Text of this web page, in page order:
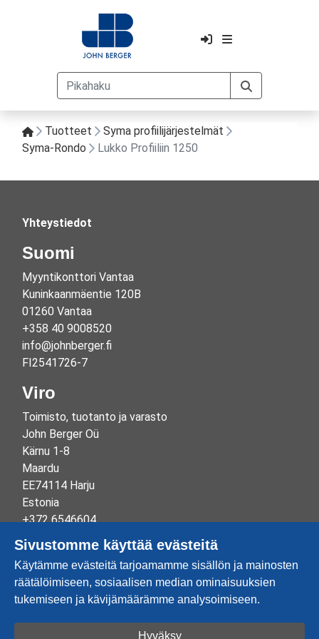
Tuotteet
Syma profiilijärjestelmät
Syma-Rondo
Lukko Profiiliin 1250
Yhteystiedot
Suomi
Myyntikonttori Vantaa
Kuninkaanmäentie 120B
01260 Vantaa
+358 40 9008520
info@johnberger.fi
FI2541726-7
Viro
Toimisto, tuotanto ja varasto
John Berger Oü
Kärnu 1-8
Maardu
EE74114 Harju
Estonia
+372 6546604
info@johnberger.ee
Reg.nr 10265834
EE100332513
Sivustomme käyttää evästeitä
Käytämme evästeitä tarjoamamme sisällön ja mainosten
räätälöimiseen, sosiaalisen median ominaisuuksien
tukemiseen ja kävijämäärämme analysoimiseen.
Hyväksy